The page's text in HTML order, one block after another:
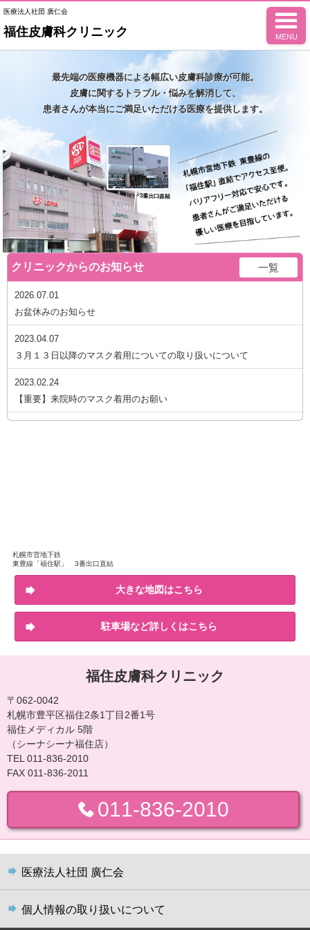
医療法人社団 廣仁会
福住皮膚科クリニック MENU
最先端の医療機器による幅広い皮膚科診療が可能。
皮膚に関するトラブル・悩みを解消して、
患者さんが本当にご満足いただける医療を提供します。
クリニックからのお知らせ 一覧
2026.07.01
お盆休みのお知らせ
2023.04.07
３月１３日以降のマスク着用についての取り扱いについて
2023.02.24
【重要】来院時のマスク着用のお願い
札幌市営地下鉄
東豊線「福住駅」 3番出口直結
大きな地図はこちら
駐車場など詳しくはこちら
福住皮膚科クリニック
〒062-0042
札幌市豊平区福住2条1丁目2番1号
福住メディカル 5階
（シーナシーナ福住店）
TEL 011-836-2010
FAX 011-836-2011
011-836-2010
医療法人社団 廣仁会
個人情報の取り扱いについて